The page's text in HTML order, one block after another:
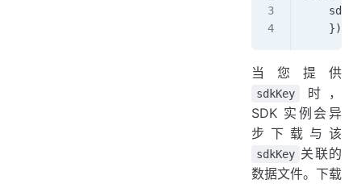
    });
当您提供
sdkKey
时，
SDK 实例会异
步下载与该
sdkKey 关联的
数据文件。下载